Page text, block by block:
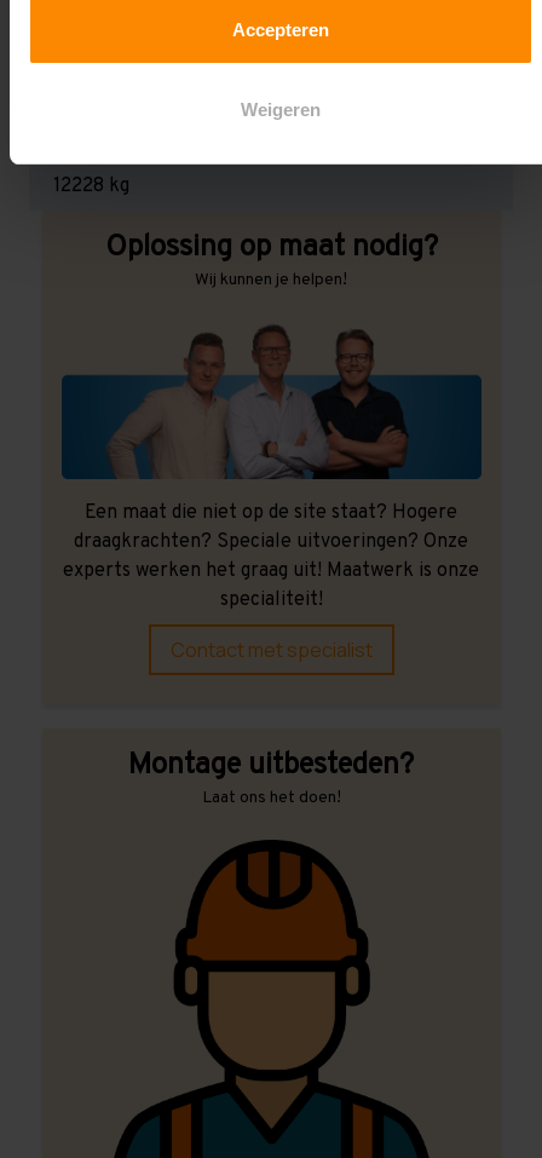
Accepteren
Weigeren
Draagkracht per liggerniveau:
2.650 kg (1.325 kg per pallet) & 2.700 mm is
3.000 kg (1.000 kg per pallet)
12228 kg
Oplossing op maat nodig?
Wij kunnen je helpen!
Een maat die niet op de site staat? Hogere
draagkrachten? Speciale uitvoeringen? Onze
experts werken het graag uit! Maatwerk is onze
specialiteit!
Contact met specialist
Montage uitbesteden?
Laat ons het doen!